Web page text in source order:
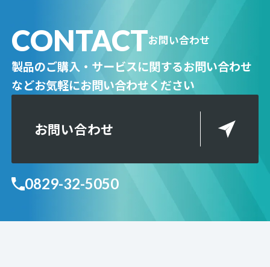
CONTACTお問い合わせ
製品のご購入・サービスに関するお問い合わせ
などお気軽にお問い合わせください
お問い合わせ
0829-32-5050